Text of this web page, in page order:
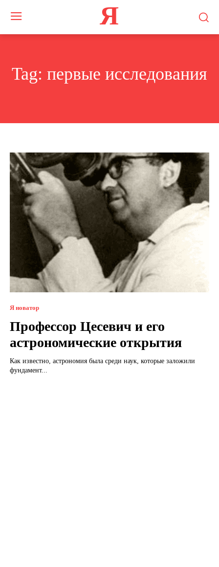
Я
Tag: первые исследования
Я новатор
Профессор Цесевич и его
астрономические открытия
Как известно, астрономия была среди наук, которые заложили
фундамент...